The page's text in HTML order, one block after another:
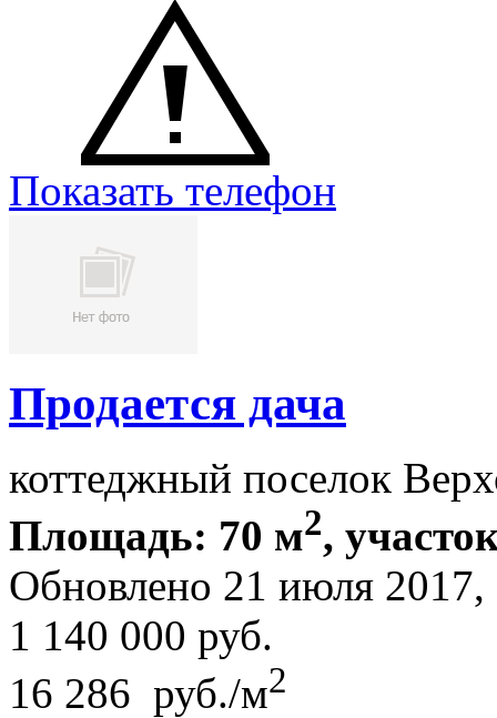
Показать телефон
Продается дача
коттеджный поселок
Площадь: 70 м2,
Обновлено 21 июля
1 140 000 руб.
16 286 руб./м2